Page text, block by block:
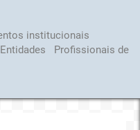
institucionais
Entidades
Profissionais de